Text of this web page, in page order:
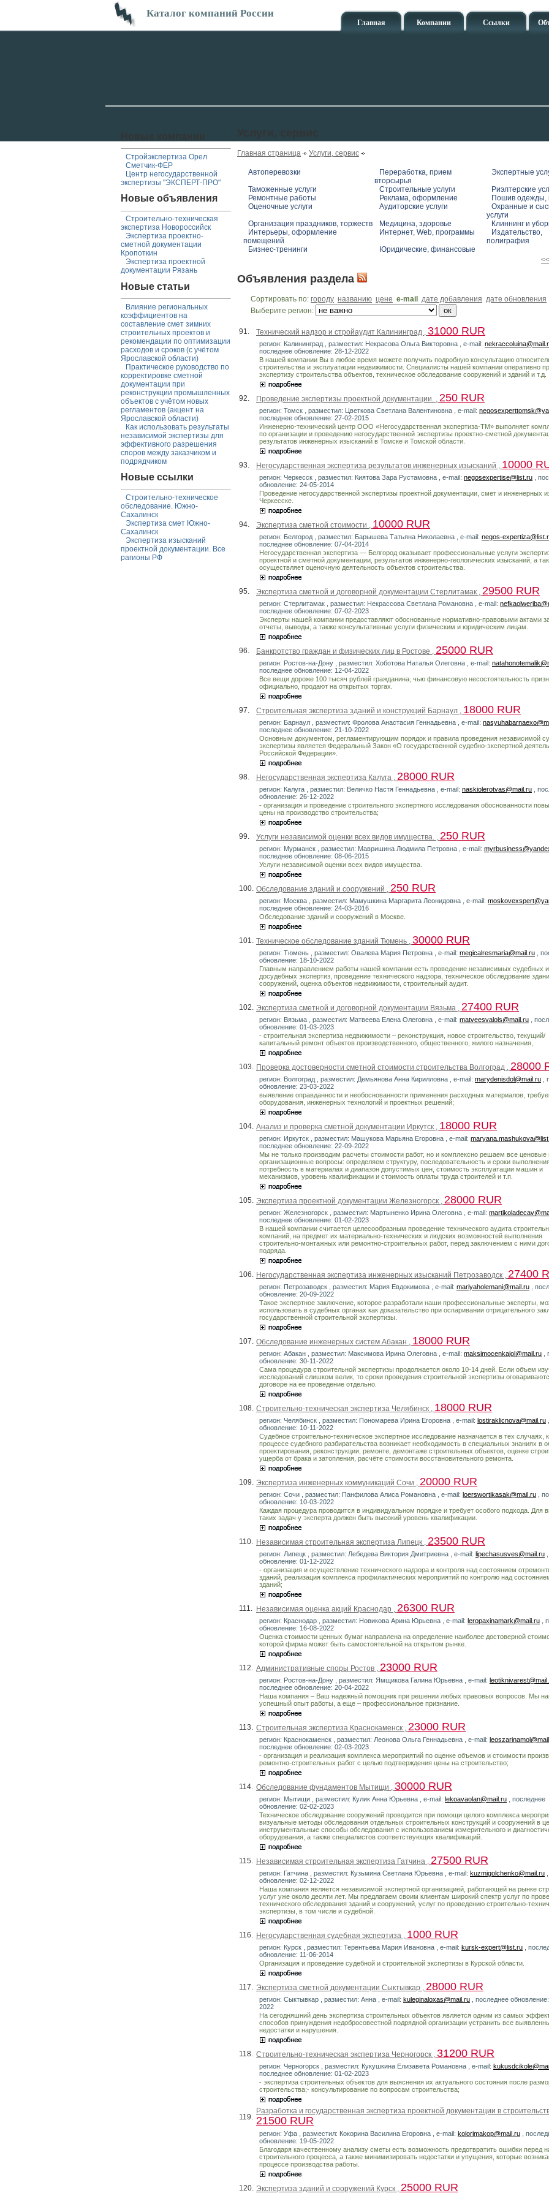
Каталог компаний России
Главная Компании Ссылки
Стройэкспертиза Орел
Сметчик-ФЕР
Центр негосударственной
экспертизы "ЭКСПЕРТ-ПРО"
Новые объявления
Строительно-техническая
экспертиза Новороссийск
Экспертиза проектно-
сметной документации
Кропоткин
Экспертиза проектной
документации Рязань
Новые статьи
Влияние региональных
коэффициентов на
составление смет зимних
строительных проектов и
рекомендации по оптимизации
расходов и сроков (с учётом
Ярославской области)
Практическое руководство по
корректировке сметной
документации при
реконструкции промышленных
объектов с учётом новых
регламентов (акцент на
Ярославской области)
Как использовать результаты
независимой экспертизы для
эффективного разрешения
споров между заказчиком и
подрядчиком
Новые ссылки
Строительно-техническое
обследование. Южно-
Сахалинск
Экспертиза смет Южно-
Сахалинск
Экспертиза изысканий
проектной документации. Все
рагионы РФ
Главная страница Услуги, сервис
Автоперевозки
Переработка, прием
вторсырья
Экспертные
Таможенные услуги
Строительные услуги
Риэлтерские
Ремонтные работы
Реклама, оформление
Пошив одежды,
Оценочные услуги
Аудиторские услуги
Охранные и
услуги
Организация праздников, торжеств
Медицина, здоровье
Клиннинг и
Интерьеры, оформление
помещений
Интернет, Web, программы
Издательство,
полиграфия
Бизнес-тренинги
Юридические, финансовые
<<
Объявления раздела
Сортировать по: городу названию цене e-mail дате добавления
дате обновления
Выберите регион:
91. Технический надзор и стройаудит Калининград , 31000 RUR
регион: Калининград , разместил: Некрасова Ольга Викторовна , e-mail:
последнее обновление: 28-12-2022
В нашей компании Вы в любое время можете получить подробную консультацию
строительства и эксплуатации недвижимости. Специалисты нашей компании оперативно
экспертизу строительства объектов, техническое обследование сооружений и зданий и т.д.
92. Проведение экспертизы проектной документации. , 250 RUR
регион: Томск , разместил: Цветкова Светлана Валентиновна , e-mail:
последнее обновление: 27-02-2015
Инженерно-технический центр ООО «Негосударственная экспертиза-ТМ» выполняет
по организации и проведению негосударственной экспертизы проектно-сметной
результатов инженерных изысканий в Томске и Томской области.
93. Негосударственная экспертиза результатов инженерных изысканий , 10000
регион: Черкесск , разместил: Киятова Зара Рустамовна , e-mail: negosexpertise@list.ru ,
обновление: 24-05-2014
Проведение негосударственной экспертизы проектной документации, смет и инженерных
Черкесске.
94. Экспертиза сметной стоимости , 10000 RUR
регион: Белгород , разместил: Барышева Татьяна Николаевна , e-mail: negos-
последнее обновление: 07-04-2014
Негосударственная экспертиза — Белгород оказывает профессиональные услуги
проектной и сметной документации, результатов инженерно-геологических изысканий, а
осуществляет оценочную деятельность объектов строительства.
95. Экспертиза сметной и договорной документации Стерлитамак , 29500 RUR
регион: Стерлитамак , разместил: Некрассова Светлана Романовна , e-mail:
последнее обновление: 07-02-2023
Эксперты нашей компании предоставляют обоснованные нормативно-правовыми актами
отчеты, выводы, а также консультативные услуги физическим и юридическим лицам.
96. Банкротство граждан и физических лиц в Ростове , 25000 RUR
регион: Ростов-на-Дону , разместил: Хоботова Наталья Олеговна , e-mail:
последнее обновление: 12-04-2022
Все вещи дороже 100 тысяч рублей гражданина, чью финансовую несостоятельность
официально, продают на открытых торгах.
97. Строительная экспертиза зданий и конструкций Барнаул , 18000 RUR
регион: Барнаул , разместил: Фролова Анастасия Геннадьевна , e-mail:
последнее обновление: 21-10-2022
Основным документом, регламентирующим порядок и правила проведения независимой
экспертизы является Федеральный Закон «О государственной судебно-экспертной
Российской Федерации».
98. Негосударственная экспертиза Калуга , 28000 RUR
регион: Калуга , разместил: Величко Настя Геннадьевна , e-mail: naskiolerotvas@mail.ru ,
обновление: 26-12-2022
- организация и проведение строительного экспертного исследования обоснованности
цены на производство строительства;
99. Услуги независимой оценки всех видов имущества. , 250 RUR
регион: Мурманск , разместил: Мавришина Людмила Петровна , e-mail:
последнее обновление: 08-06-2015
Услуги независимой оценки всех видов имущества.
100. Обследование зданий и сооружений , 250 RUR
регион: Москва , разместил: Мамушкина Маргарита Леонидовна , e-mail:
последнее обновление: 24-03-2016
Обследование зданий и сооружений в Москве.
101. Техническое обследование зданий Тюмень , 30000 RUR
регион: Тюмень , разместил: Овалева Мария Петровна , e-mail: megicalresmaria@mail.ru ,
обновление: 18-10-2022
Главным направлением работы нашей компании есть проведение независимых судебных и
досудебных экспертиз, проведение технического надзора, техническое обследование
сооружений, оценка объектов недвижимости, строительный аудит.
102. Экспертиза сметной и договорной документации Вязьма , 27400 RUR
регион: Вязьма , разместил: Матвеева Елена Олеговна , e-mail: matveesvalols@mail.ru ,
обновление: 01-03-2023
- строительная экспертиза недвижимости – реконструкция, новое строительство, текущий/
капитальный ремонт объектов производственного, общественного, жилого назначения,
103. Проверка достоверности сметной стоимости строительства Волгоград , 28000
регион: Волгоград , разместил: Демьянова Анна Кирилловна , e-mail: marydenisdol@mail.ru ,
обновление: 23-03-2022
выявление оправданности и необоснованности применения расходных материалов,
оборудования, инженерных технологий и проектных решений;
104. Анализ и проверка сметной документации Иркутск , 18000 RUR
регион: Иркутск , разместил: Машукова Марьяна Егоровна , e-mail:
последнее обновление: 22-09-2022
Мы не только производим расчеты стоимости работ, но и комплексно решаем все ценовые
организационные вопросы: определяем структуру, последовательность и сроки
потребность в материалах и диапазон допустимых цен, стоимость эксплуатации машин и
механизмов, уровень квалификации и стоимость оплаты труда строителей и т.п.
105. Экспертиза проектной документации Железногорск , 28000 RUR
регион: Железногорск , разместил: Мартыненко Ирина Олеговна , e-mail:
последнее обновление: 01-02-2023
В нашей компании считается целесообразным проведение технического аудита
компаний, на предмет их материально-технических и людских возможностей выполнения
строительно-монтажных или ремонтно-строительных работ, перед заключением с ними
подряда.
106. Негосударственная экспертиза инженерных изысканий Петрозаводск , 27400
регион: Петрозаводск , разместил: Мария Евдокимова , e-mail: mariyaholemani@mail.ru ,
обновление: 20-09-2022
Такое экспертное заключение, которое разработали наши профессиональные эксперты,
использовать в судебных органах как доказательство при оспаривании отрицательного
государственной строительной экспертизы.
107. Обследование инженерных систем Абакан , 18000 RUR
регион: Абакан , разместил: Максимова Ирина Олеговна , e-mail: maksimocenkajol@mail.ru ,
обновление: 30-11-2022
Сама процедура строительной экспертизы продолжается около 10-14 дней. Если объем
исследований слишком велик, то сроки проведения строительной экспертизы
договоре на ее проведение отдельно.
108. Строительно-техническая экспертиза Челябинск , 18000 RUR
регион: Челябинск , разместил: Пономарева Ирина Егоровна , e-mail: lostiraklicnova@mail.ru
обновление: 10-11-2022
Судебное строительно-техническое экспертное исследование назначается в тех случаях,
процессе судебного разбирательства возникает необходимость в специальных знаниях в
проектирования, реконструкции, ремонте, демонтаже строительных объектов, оценке
ущерба от брака и затопления, расчёте стоимости восстановительного ремонта.
109. Экспертиза инженерных коммуникаций Сочи , 20000 RUR
регион: Сочи , разместил: Панфилова Алиса Романовна , e-mail: loerswortikasak@mail.ru ,
обновление: 10-03-2022
Каждая процедура проводится в индивидуальном порядке и требует особого подхода. Для
таких задач у эксперта должен быть высокий уровень квалификации.
110. Независимая строительная экспертиза Липецк , 23500 RUR
регион: Липецк , разместил: Лебедева Виктория Дмитриевна , e-mail: lipechasusves@mail.ru
обновление: 01-12-2022
- организация и осуществление технического надзора и контроля над состоянием
зданий, реализация комплекса профилактических мероприятий по контролю над
зданий;
111. Независимая оценка акций Краснодар , 26300 RUR
регион: Краснодар , разместил: Новикова Арина Юрьевна , e-mail: leropaxinamark@mail.ru ,
обновление: 16-08-2022
Оценка стоимости ценных бумаг направлена на определение наиболее достоверной
которой фирма может быть самостоятельной на открытом рынке.
112. Административные споры Ростов , 23000 RUR
регион: Ростов-на-Дону , разместил: Ямщикова Галина Юрьевна , e-mail:
последнее обновление: 20-04-2022
Наша компания – Ваш надежный помощник при решении любых правовых вопросов. Мы
успешный опыт работы, а еще – профессиональное признание.
113. Строительная экспертиза Краснокаменск , 23000 RUR
регион: Краснокаменск , разместил: Леонова Ольга Геннадьевна , e-mail:
последнее обновление: 02-03-2023
- организация и реализация комплекса мероприятий по оценке объемов и стоимости
ремонтно-строительных работ с целью подтверждения цены на строительство;
114. Обследование фундаментов Мытищи , 30000 RUR
регион: Мытищи , разместил: Кулик Анна Юрьевна , e-mail: lekoavaolan@mail.ru , последнее
обновление: 02-02-2023
Техническое обследование сооружений проводится при помощи целого комплекса
визуальные методы обследования отдельных строительных конструкций и сооружений в
инструментальные способы обследования с использованием измерительного и
оборудования, а также специалистов соответствующих квалификаций.
115. Независимая строительная экспертиза Гатчина , 27500 RUR
регион: Гатчина , разместил: Кузьмина Светлана Юрьевна , e-mail: kuzmigolchenko@mail.ru
обновление: 02-12-2022
Наша компания является независимой экспертной организацией, работающей на рынке
услуг уже около десяти лет. Мы предлагаем своим клиентам широкий спектр услуг по
технического обследования зданий и сооружений, услуг по проведению строительно-
экспертизы, в том числе и судебной.
116. Негосударственная судебная экспертиза , 1000 RUR
регион: Курск , разместил: Терентьева Мария Ивановна , e-mail: kursk-expert@list.ru ,
обновление: 11-06-2014
Организация и проведение судебной и строительной экспертизы в Курской области.
117. Экспертиза сметной документации Сыктывкар , 28000 RUR
регион: Сыктывкар , разместил: Анна , e-mail: kuleginaloxas@mail.ru , последнее
2022
На сегодняшний день экспертиза строительных объектов является одним из самых
способов принуждения недобросовестной подрядной организации устранить все
недостатки и нарушения.
118. Строительно-техническая экспертиза Черногорск , 31200 RUR
регион: Черногорск , разместил: Кукушкина Елизавета Романовна , e-mail:
последнее обновление: 01-02-2023
- экспертиза строительных объектов для выяснения их актуального состояния после
строительства;- консультирование по вопросам строительства;
119.
Разработка и государственная экспертиза проектной документации в
21500 RUR
регион: Уфа , разместил: Кокорина Василина Егоровна , e-mail: kolorimakop@mail.ru ,
обновление: 19-05-2022
Благодаря качественному анализу сметы есть возможность предотвратить ошибки перед
строительного процесса, а также минимизировать недостатки и упущения, которые
процессе производства работы.
120. Экспертиза зданий и сооружений Курск , 25000 RUR